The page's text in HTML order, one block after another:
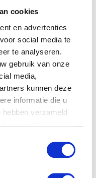
cookies
en advertenties
social media te
te analyseren.
gebruik van onze
media,
kunnen deze
informatie die u
verzameld
VLOG: OP
& TWEE ZIEKE
VLOG:
& TANDEN BLEKEN